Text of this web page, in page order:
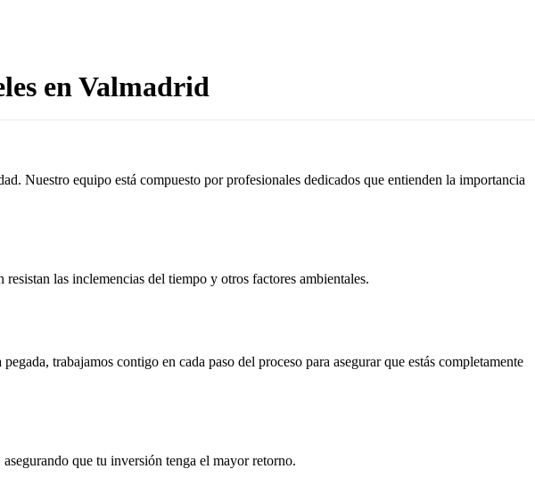
en Valmadrid
Nuestro equipo está compuesto por profesionales dedicados que entienden la importancia
las inclemencias del tiempo y otros factores ambientales.
trabajamos contigo en cada paso del proceso para asegurar que estás completamente
que tu inversión tenga el mayor retorno.